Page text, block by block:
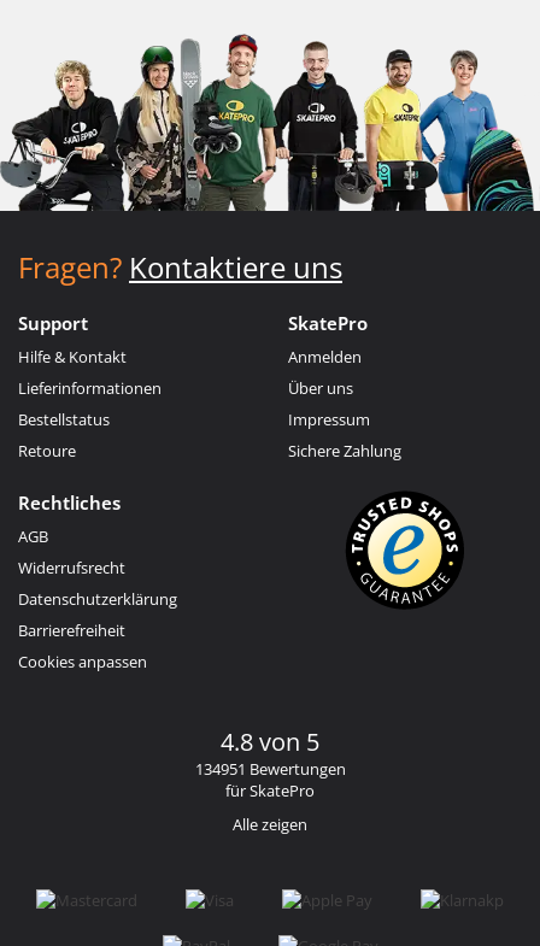
Fragen? Kontaktiere uns
Support
Hilfe & Kontakt
Lieferinformationen
Bestellstatus
Retoure
SkatePro
Anmelden
Über uns
Impressum
Sichere Zahlung
Rechtliches
AGB
Widerrufsrecht
Datenschutzerklärung
Barrierefreiheit
Cookies anpassen
4.8 von 5
134951 Bewertungen
für SkatePro
Alle zeigen